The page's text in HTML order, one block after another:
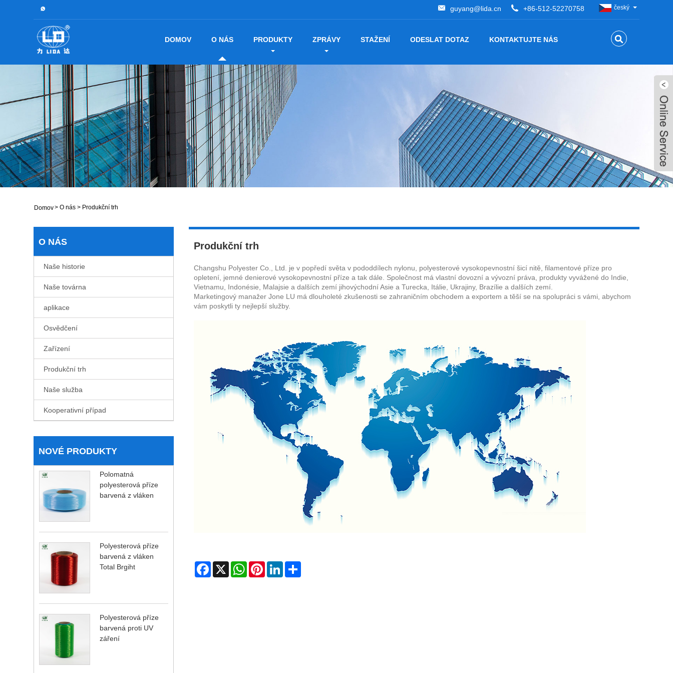
+86-512-52270758
guyang@lida.cn český
DOMOV O NÁS PRODUKTY ZPRÁVY STAŽENÍ ODESLAT DOTAZ KONTAKTUJTE NÁS
Domov> O nás > Produkční trh
O NÁS
Naše historie
Naše továrna
aplikace
Osvědčení
Zařízení
Produkční trh
Naše služba
Kooperativní případ
NOVÉ PRODUKTY
Polomatná
polyesterová příze
barvená z vláken
Polyesterová příze
barvená z vláken
Total Brgiht
Polyesterová příze
barvená proti UV
záření
Produkční trh
Changshu Polyester Co., Ltd. je v popředí světa v pododdílech nylonu, polyesterové vysokopevnostní šicí nitě, filamentové příze pro
opletení, jemné denierové vysokopevnostní příze a tak dále. Společnost má vlastní dovozní a vývozní práva, produkty vyvážené do Indie,
Vietnamu, Indonésie, Malajsie a dalších zemí jihovýchodní Asie a Turecka, Itálie, Ukrajiny, Brazílie a dalších zemí.
Marketingový manažer Jone LU má dlouholeté zkušenosti se zahraničním obchodem a exportem a těší se na spolupráci s vámi, abychom
vám poskytli ty nejlepší služby.
Facebook
X WhatsAppPinterestLinkedIn